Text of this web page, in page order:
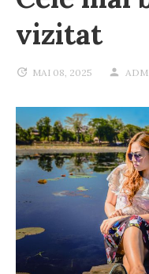
vizitat
MAI 08, 2025